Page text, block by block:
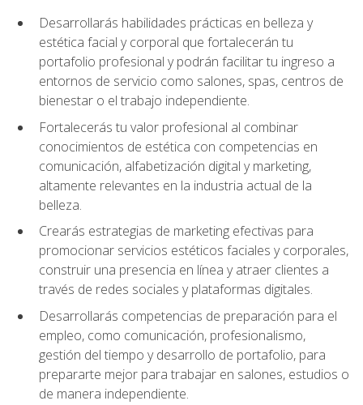
Desarrollarás habilidades prácticas en belleza y
estética facial y corporal que fortalecerán tu
portafolio profesional y podrán facilitar tu ingreso a
entornos de servicio como salones, spas, centros de
bienestar o el trabajo independiente.
Fortalecerás tu valor profesional al combinar
conocimientos de estética con competencias en
comunicación, alfabetización digital y marketing,
altamente relevantes en la industria actual de la
belleza.
Crearás estrategias de marketing efectivas para
promocionar servicios estéticos faciales y corporales,
construir una presencia en línea y atraer clientes a
través de redes sociales y plataformas digitales.
Desarrollarás competencias de preparación para el
empleo, como comunicación, profesionalismo,
gestión del tiempo y desarrollo de portafolio, para
prepararte mejor para trabajar en salones, estudios o
de manera independiente.